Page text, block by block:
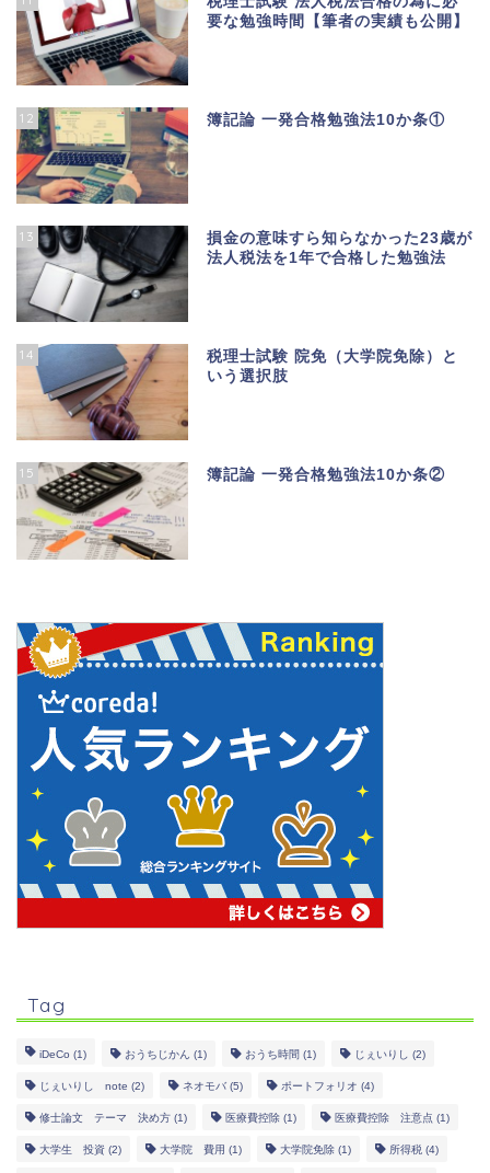
要な勉強時間【筆者の実績も公開】
12 簿記論 一発合格勉強法10か条①
13
損金の意味すら知らなかった23歳が
法人税法を1年で合格した勉強法
14
税理士試験 院免（大学院免除）と
いう選択肢
15 簿記論 一発合格勉強法10か条②
Tag
iDeCo (1) おうちじかん (1) おうち時間 (1) じぇいりし (2)
じぇいりし note (2) ネオモバ (5) ポートフォリオ (4)
修士論文 テーマ 決め方 (1) 医療費控除 (1) 医療費控除 注意点 (1)
大学生 投資 (2) 大学院 費用 (1) 大学院免除 (1) 所得税 (4)